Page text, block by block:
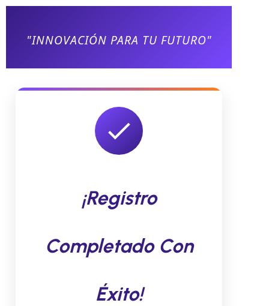
"INNOVACIÓN PARA TU FUTURO"
¡Registro
Completado Con
Éxito!